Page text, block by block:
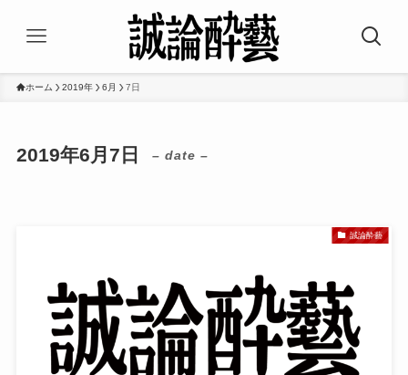
ホーム 2019年 6月 7日
2019年6月7日 – date –
誠論酔藝